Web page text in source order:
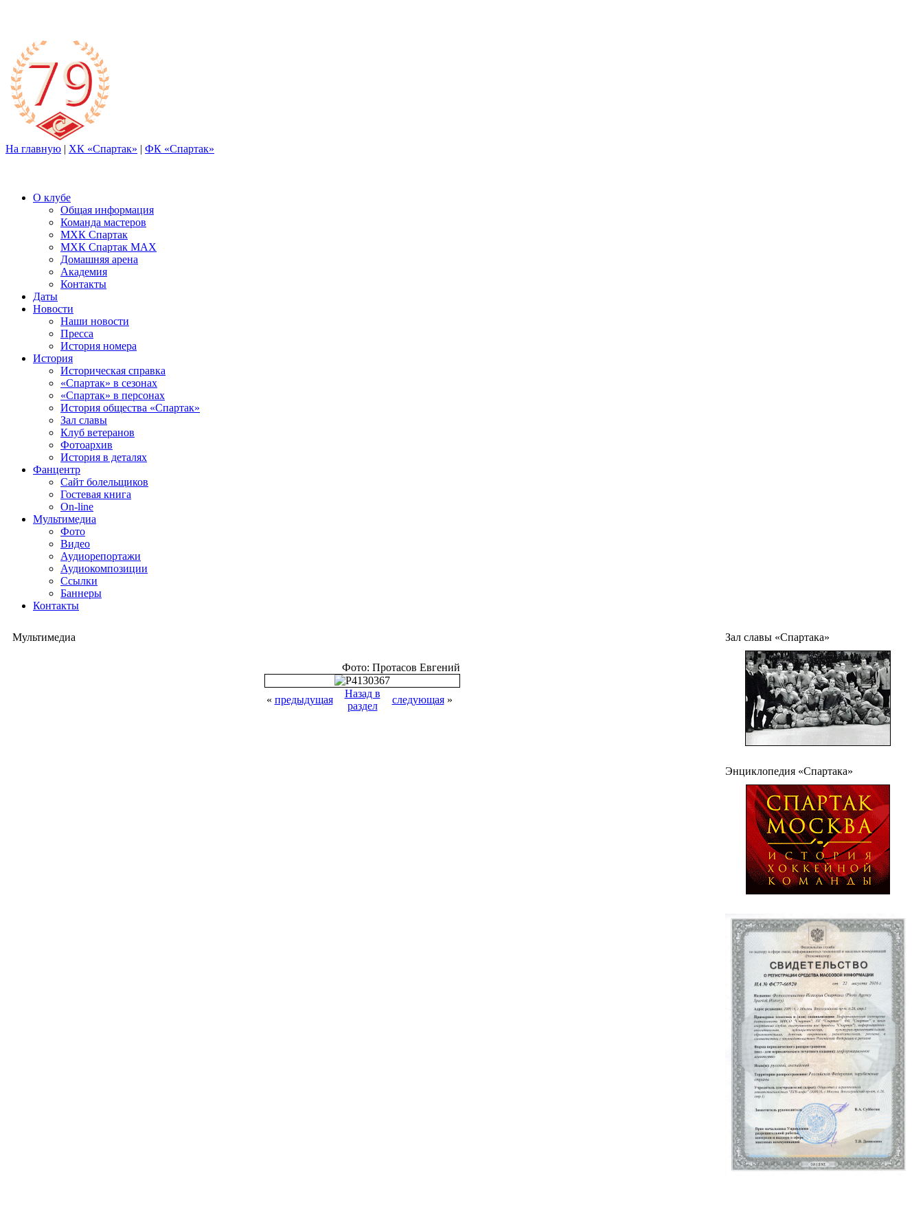
На главную | ХК «Спартак» | ФК «Спартак»
О клубе
Общая информация
Команда мастеров
МХК Спартак
МХК Спартак МАХ
Домашняя арена
Академия
Контакты
Даты
Новости
Наши новости
Пресса
История номера
История
Историческая справка
«Спартак» в сезонах
«Спартак» в персонах
История общества «Спартак»
Зал славы
Клуб ветеранов
Фотоархив
История в деталях
Фанцентр
Сайт болельщиков
Гостевая книга
On-line
Мультимедиа
Фото
Видео
Аудиорепортажи
Аудиокомпозиции
Ссылки
Баннеры
Контакты
Мультимедиа
Фото: Протасов Евгений
« предыдущая
Назад в
раздел
следующая»
Зал славы «Спартака»
Энциклопедия «Спартака»